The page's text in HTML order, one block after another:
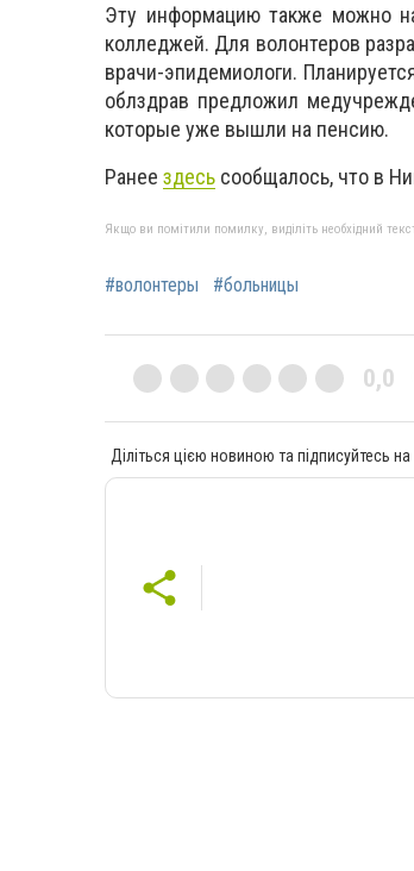
Эту информацию также можно
колледжей. Для волонтеров
врачи-эпидемиологи.
облздрав предложил
которые уже вышли на пенсию.
Ранее здесь сообщалось, что в
Якщо ви помітили помилку, виділіть необхідний
#волонтеры #больницы
0,0
Діліться цією новиною та підписуйтесь